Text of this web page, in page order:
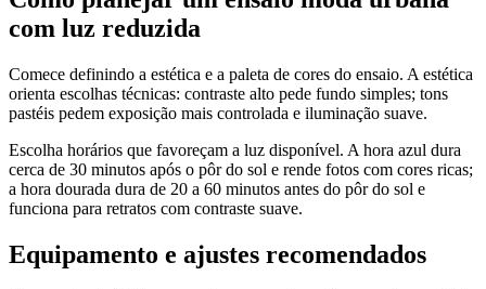
com luz reduzida
Comece definindo a estética e a paleta de cores do ensaio. A estética
orienta escolhas técnicas: contraste alto pede fundo simples; tons
pastéis pedem exposição mais controlada e iluminação suave.
Escolha horários que favoreçam a luz disponível. A hora azul dura
cerca de 30 minutos após o pôr do sol e rende fotos com cores ricas;
a hora dourada dura de 20 a 60 minutos antes do pôr do sol e
funciona para retratos com contraste suave.
Equipamento e ajustes recomendados